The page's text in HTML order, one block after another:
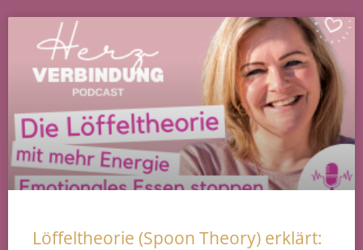
Löffeltheorie (Spoon Theory) erklärt: